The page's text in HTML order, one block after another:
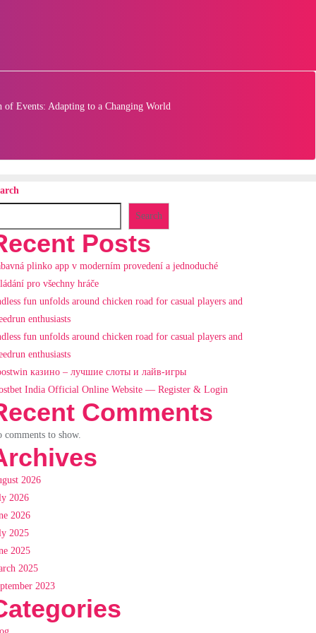
of Events: Adapting to a Changing World
Search
Posts
plinko app v moderním provedení a jednoduché
pro všechny hráče
fun unfolds around chicken road for casual players and
enthusiasts
fun unfolds around chicken road for casual players and
enthusiasts
казино – лучшие слоты и лайв-игры
India Official Online Website — Register & Login
Comments
comments to show.
2026
2026
2026
2025
2025
2025
2023